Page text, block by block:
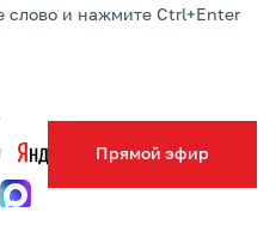
Прямой эфир
слово и нажмите Ctrl+Enter